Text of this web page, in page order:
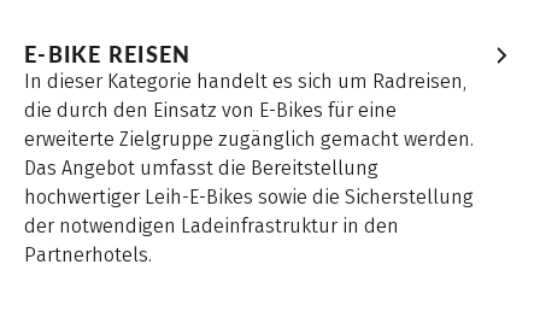
E-BIKE REISEN
In dieser Kategorie handelt es sich um Radreisen,
die durch den Einsatz von E-Bikes für eine
erweiterte Zielgruppe zugänglich gemacht werden.
Das Angebot umfasst die Bereitstellung
hochwertiger Leih-E-Bikes sowie die Sicherstellung
der notwendigen Ladeinfrastruktur in den
Partnerhotels.